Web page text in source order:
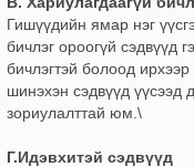
Гишүүдийн ямар нэг
бичлэг ороогүй сэдвүүд
бичлэгтэй болоод
шинэхэн сэдвүүд үүсээд
зориулалттай юм.\
Г.Идэвхитэй сэдвүүд